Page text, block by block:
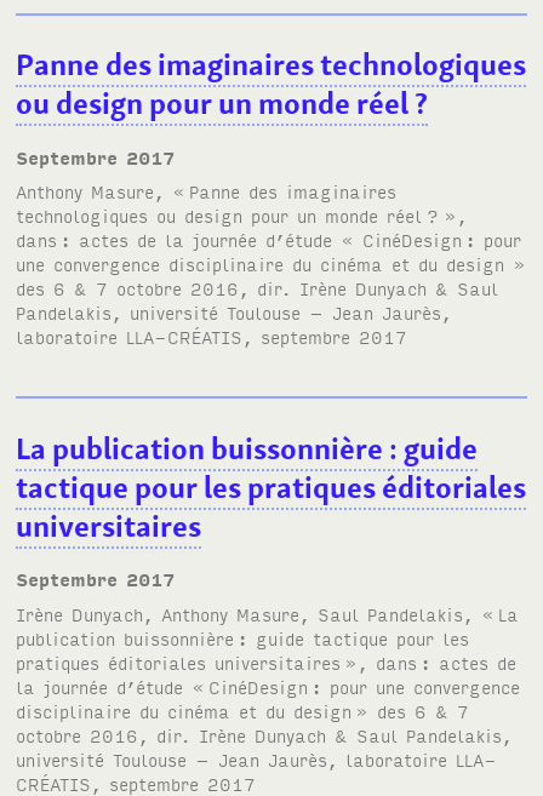
Panne des imaginaires technologiques
ou design pour un monde réel?
septembre 2017
Anthony Masure, « Panne des imaginaires
technologiques ou design pour un monde réel ? »,
dans : actes de la journée d’étude « CinéDesign : pour
une convergence disciplinaire du cinéma et du design »
des 6 & 7 octobre 2016, dir. Irène Dunyach & Saul
Pandelakis, université Toulouse – Jean Jaurès,
laboratoire LLA-CRÉATIS, septembre 2017
La publication buissonnière : guide
tactique pour les pratiques éditoriales
universitaires
septembre 2017
Irène Dunyach, Anthony Masure, Saul Pandelakis, « La
publication buissonnière : guide tactique pour les
pratiques éditoriales universitaires », dans : actes de
la journée d’étude « CinéDesign : pour une convergence
disciplinaire du cinéma et du design » des 6 & 7
octobre 2016, dir. Irène Dunyach & Saul Pandelakis,
université Toulouse – Jean Jaurès, laboratoire LLA-
CRÉATIS , septembre 2017